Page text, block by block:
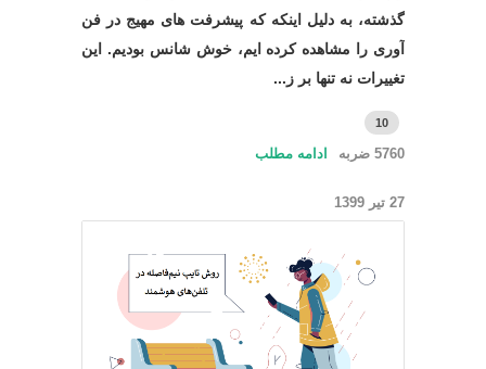
گذشته، به دلیل اینکه که پیشرفت های مهیج در فن
آوری را مشاهده کرده ایم، خوش شانس بودیم. این
تغییرات نه تنها بر ز...
10
5760 ضربه ادامه مطلب
27 تیر 1399